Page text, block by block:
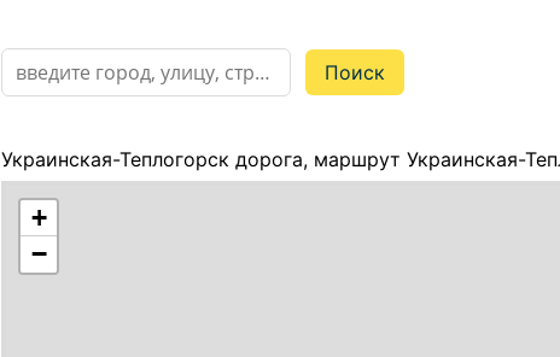
Украинская-Теплогорск дорога, маршрут Украинская-
+
−